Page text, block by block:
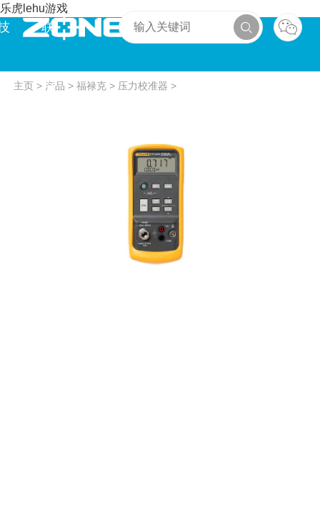
乐虎lehu游戏
联
系
主页 > 产品 > 福禄克 > 压力校准器 >